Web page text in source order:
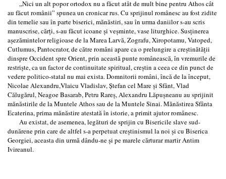
,,Nici un alt popor ortodox nu a făcut atât de mult bine pentru Athos cât
au făcut românii” spunea un cronicar rus. Cu sprijinul românesc au fost zidite
din temelie sau în parte biserici, mănăstiri, sau în urma daniilor s-au scris
manuscrise, cărţi, s-au făcut icoane şi veşminte, vase liturghice. Susţinerea
aşezămintelor religioase de la Marea Larvă, Zografu, Xiropotamu, Vatoped,
Cutlumus, Pantocrator, de către români apare ca o prelungire a creştinătăţii
dinspre Occident spre Orient, prin această punte românească, în vremurile de
restrişte, ca un factor de continuitate spiritual, creştin a ceea ce din punct de
vedere politico-statal nu mai exista. Domnitorii români, încă de la început,
Nicolae Alexandru,Vlaicu Vladislav, Ştefan cel Mare şi Sfânt, Vlad
Călugărul, Neagoe Basarab, Petru Rareş, Alexandru Lăpuşneanu au sprijinit
mănăstirile de la Muntele Athos sau de la Muntele Sinai. Mănăstirea Sfânta
Ecaterina, prima mănăstire atestată în istorie, a primit ajutor românesc.
Au existat, de asemenea, legături de sprijin cu Bisericile slave sud-
dunărene prin care de altfel s-a perpetuat creştinismul la noi şi cu Biserica
Georgiei, aceasta din urmă dându-ne şi pe marele cărturar martir Antim
Ivireanul.